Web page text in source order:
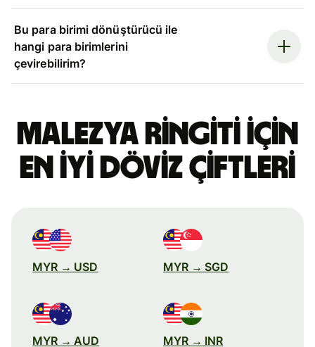
Bu para birimi dönüştürücü ile
hangi para birimlerini
çevirebilirim?
Malezya ringiti için
en iyi döviz çiftleri
MYR → USD MYR → SGD
MYR → AUD MYR → INR